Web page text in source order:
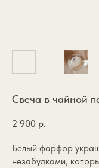
Свеча в чайной
2 900 р.
Белый фарфор
незабудками,